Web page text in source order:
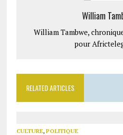
William
William Tambwe,
pour
RELATED ARTICLES
CULTURE, POLITIQUE